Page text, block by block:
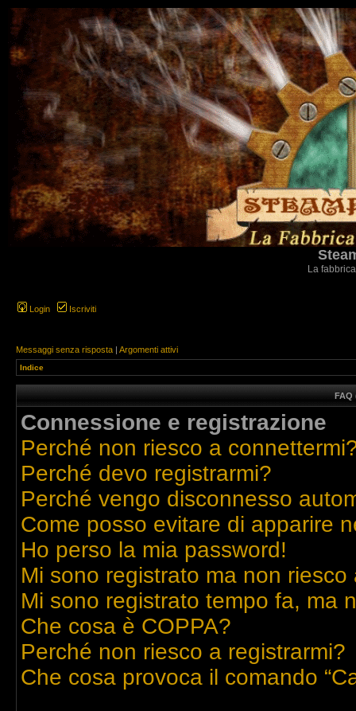
La
Login Iscriviti
Messaggi senza risposta | Argomenti attivi
Indice
FAQ
Connessione e registrazione
Perché non riesco a
Perché devo registrarmi?
Perché vengo disconnesso
Come posso evitare di apparire
Ho perso la mia password!
Mi sono registrato ma non riesco
Mi sono registrato tempo fa, ma
Che cosa è COPPA?
Perché non riesco a registrarmi?
Che cosa provoca il comando